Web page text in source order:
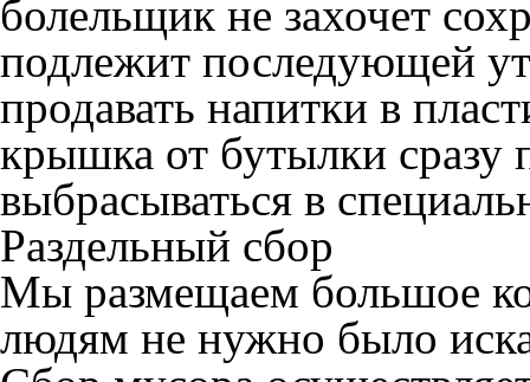
болельщик не захочет
подлежит последующей
продавать напитки в
крышка от бутылки сразу
выбрасываться в
Раздельный сбор
Мы размещаем большое
людям не нужно было